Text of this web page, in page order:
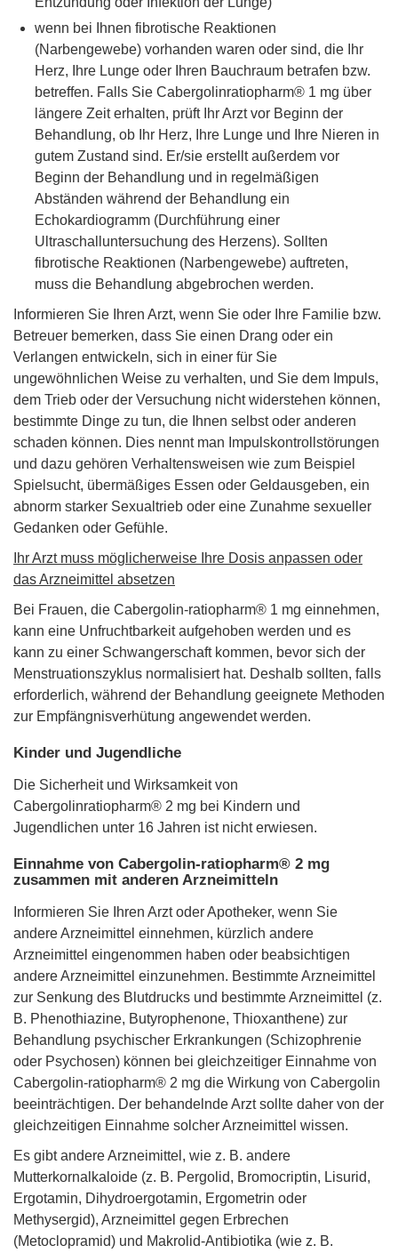
wenn bei Ihnen fibrotische Reaktionen
(Narbengewebe) vorhanden waren oder sind, die Ihr
Herz, Ihre Lunge oder Ihren Bauchraum betrafen bzw.
betreffen. Falls Sie Cabergolinratiopharm® 1 mg über
längere Zeit erhalten, prüft Ihr Arzt vor Beginn der
Behandlung, ob Ihr Herz, Ihre Lunge und Ihre Nieren in
gutem Zustand sind. Er/sie erstellt außerdem vor
Beginn der Behandlung und in regelmäßigen
Abständen während der Behandlung ein
Echokardiogramm (Durchführung einer
Ultraschalluntersuchung des Herzens). Sollten
fibrotische Reaktionen (Narbengewebe) auftreten,
muss die Behandlung abgebrochen werden.
Informieren Sie Ihren Arzt, wenn Sie oder Ihre Familie bzw.
Betreuer bemerken, dass Sie einen Drang oder ein
Verlangen entwickeln, sich in einer für Sie
ungewöhnlichen Weise zu verhalten, und Sie dem Impuls,
dem Trieb oder der Versuchung nicht widerstehen können,
bestimmte Dinge zu tun, die Ihnen selbst oder anderen
schaden können. Dies nennt man Impulskontrollstörungen
und dazu gehören Verhaltensweisen wie zum Beispiel
Spielsucht, übermäßiges Essen oder Geldausgeben, ein
abnorm starker Sexualtrieb oder eine Zunahme sexueller
Gedanken oder Gefühle.
Ihr Arzt muss möglicherweise Ihre Dosis anpassen oder
das Arzneimittel absetzen
Bei Frauen, die Cabergolin-ratiopharm® 1 mg einnehmen,
kann eine Unfruchtbarkeit aufgehoben werden und es
kann zu einer Schwangerschaft kommen, bevor sich der
Menstruationszyklus normalisiert hat. Deshalb sollten, falls
erforderlich, während der Behandlung geeignete Methoden
zur Empfängnisverhütung angewendet werden.
Kinder und Jugendliche
Die Sicherheit und Wirksamkeit von
Cabergolinratiopharm® 2 mg bei Kindern und
Jugendlichen unter 16 Jahren ist nicht erwiesen.
Einnahme von Cabergolin-ratiopharm® 2 mg
zusammen mit anderen Arzneimitteln
Informieren Sie Ihren Arzt oder Apotheker, wenn Sie
andere Arzneimittel einnehmen, kürzlich andere
Arzneimittel eingenommen haben oder beabsichtigen
andere Arzneimittel einzunehmen. Bestimmte Arzneimittel
zur Senkung des Blutdrucks und bestimmte Arzneimittel (z.
B. Phenothiazine, Butyrophenone, Thioxanthene) zur
Behandlung psychischer Erkrankungen (Schizophrenie
oder Psychosen) können bei gleichzeitiger Einnahme von
Cabergolin-ratiopharm® 2 mg die Wirkung von Cabergolin
beeinträchtigen. Der behandelnde Arzt sollte daher von der
gleichzeitigen Einnahme solcher Arzneimittel wissen.
Es gibt andere Arzneimittel, wie z. B. andere
Mutterkornalkaloide (z. B. Pergolid, Bromocriptin, Lisurid,
Ergotamin, Dihydroergotamin, Ergometrin oder
Methysergid), Arzneimittel gegen Erbrechen
(Metoclopramid) und Makrolid-Antibiotika (wie z. B.